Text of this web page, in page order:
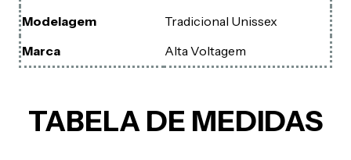
Modelagem
Tradicional Unissex
Marca
Alta Voltagem
TABELA DE MEDIDAS